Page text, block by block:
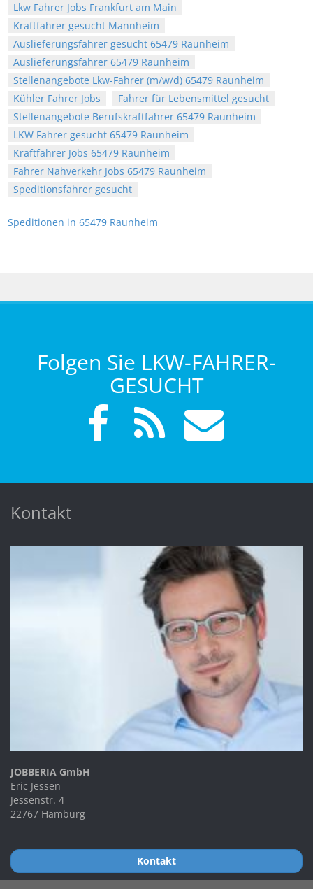
Lkw Fahrer Jobs Frankfurt am Main
Kraftfahrer gesucht Mannheim
Auslieferungsfahrer gesucht 65479 Raunheim
Auslieferungsfahrer 65479 Raunheim
Stellenangebote Lkw-Fahrer (m/w/d) 65479 Raunheim
Kühler Fahrer Jobs
Fahrer für Lebensmittel gesucht
Stellenangebote Berufskraftfahrer 65479 Raunheim
LKW Fahrer gesucht 65479 Raunheim
Kraftfahrer Jobs 65479 Raunheim
Fahrer Nahverkehr Jobs 65479 Raunheim
Speditionsfahrer gesucht
Speditionen in 65479 Raunheim
Folgen Sie LKW-FAHRER-
GESUCHT
Kontakt
JOBBERIA GmbH
Eric Jessen
Jessenstr. 4
22767 Hamburg
Kontakt